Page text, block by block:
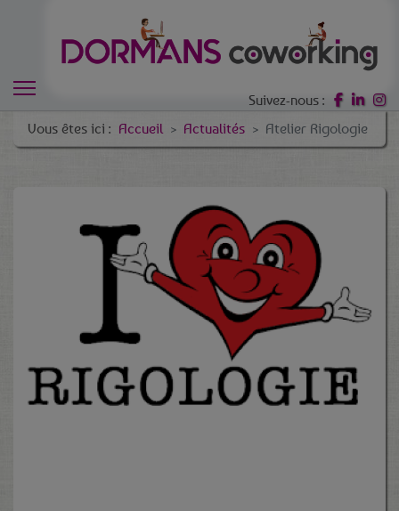
Suivez-nous :
Vous êtes ici : Accueil Actualités Atelier Rigologie